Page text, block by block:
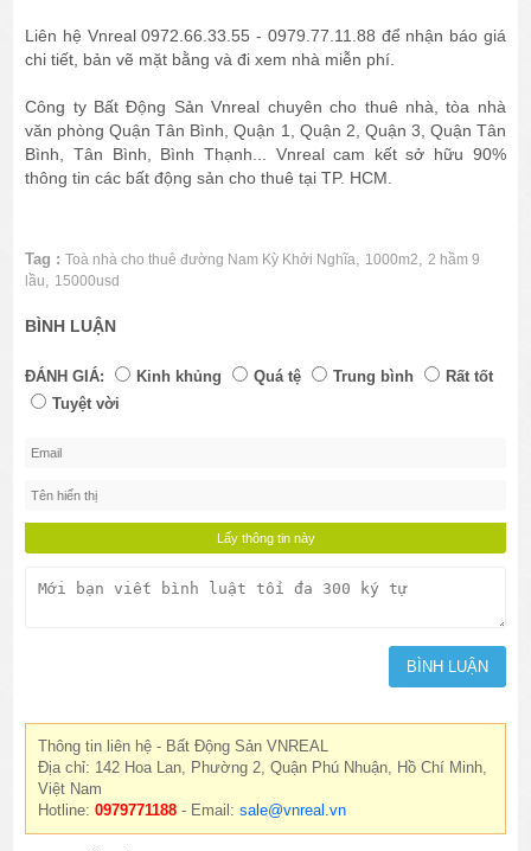
Liên hệ Vnreal 0972.66.33.55 - 0979.77.11.88 để nhận báo giá
chi tiết, bản vẽ mặt bằng và đi xem nhà miễn phí.
Công ty Bất Động Sản Vnreal chuyên cho thuê nhà, tòa nhà
văn phòng Quận Tân Bình, Quận 1, Quận 2, Quận 3, Quận Tân
Bình, Tân Bình, Bình Thạnh... Vnreal cam kết sở hữu 90%
thông tin các bất động sản cho thuê tại TP. HCM.
Tag : Toà nhà cho thuê đường Nam Kỳ Khởi Nghĩa, 1000m2,2 hầm 9
lầu, 15000usd
BÌNH LUẬN
ĐÁNH GIÁ: Kinh khủng Quá tệ Trung bình
Rất tốt
Tuyệt vời
Thông tin liên hệ - Bất Động Sản VNREAL
Địa chỉ: 142 Hoa Lan, Phường 2, Quận Phú Nhuận, Hồ Chí Minh,
Việt Nam
Hotline:0979771188 - Email:sale@vnreal.vn